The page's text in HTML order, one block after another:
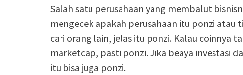
Salah satu perusahaan yang membalut
mengecek apakah perusahaan itu ponzi
cari orang lain, jelas itu ponzi. Kalau coinnya
marketcap, pasti ponzi. Jika beaya investasi
itu bisa juga ponzi.